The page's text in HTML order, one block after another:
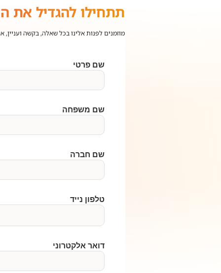
תתחילו להגדיל את
מוזמנים לפנות אלינו בכל שאלה, בקשה ועניין,